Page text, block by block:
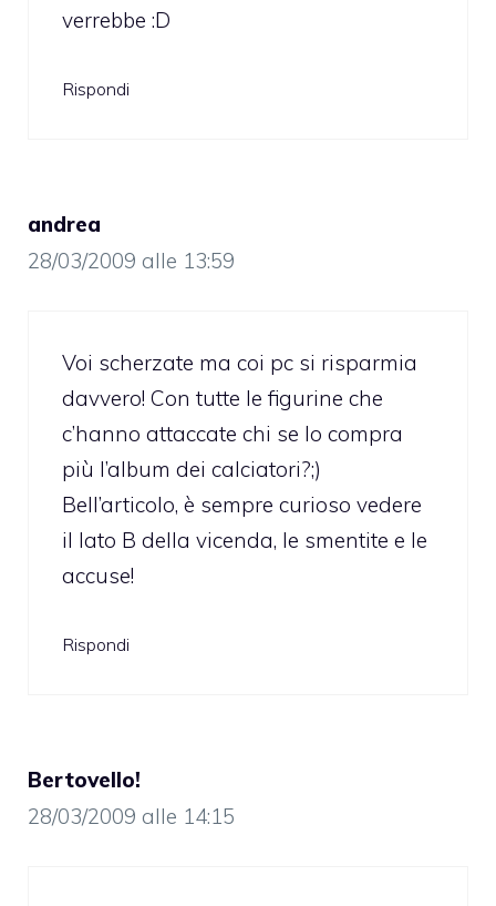
verrebbe :D
Rispondi
andrea
28/03/2009 alle 13:59
Voi scherzate ma coi pc si risparmia
davvero! Con tutte le figurine che
c’hanno attaccate chi se lo compra
più l’album dei calciatori?;)
Bell’articolo, è sempre curioso vedere
il lato B della vicenda, le smentite e le
accuse!
Rispondi
Bertovello!
28/03/2009 alle 14:15